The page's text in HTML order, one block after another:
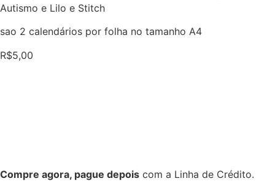
Autismo e Lilo e Stitch
sao 2 calendários por folha no tamanho A4
R$5,00
Compre agora, pague depois com a Linha de Crédito.